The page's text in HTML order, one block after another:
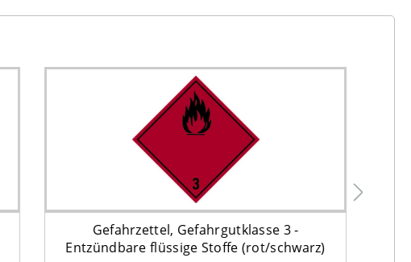
Gefahrzettel, Gefahrgutklasse 3 -
Entzündbare flüssige Stoffe (rot/schwarz)